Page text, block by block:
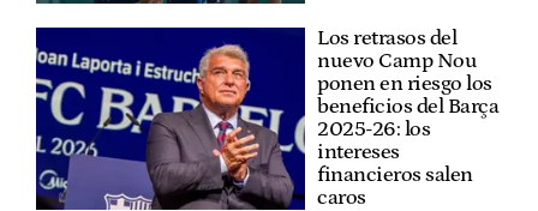
Los retrasos del
nuevo Camp Nou
ponen en riesgo los
beneficios del Barça
2025-26: los
intereses
financieros salen
caros